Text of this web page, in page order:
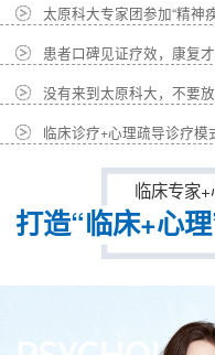
太原科大专家团参加“精神
患者口碑见证疗效，康复
没有来到太原科大，不要
临床诊疗+心理疏导诊疗
临床专家
打造“临床+心